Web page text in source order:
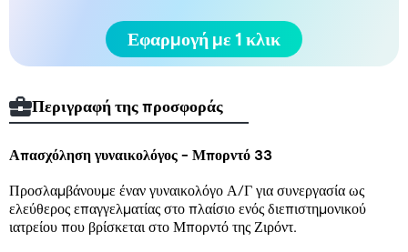
Εφαρμογή με 1 κλικ
Περιγραφή της προσφοράς
Απασχόληση γυναικολόγος - Μπορντό 33
Προσλαμβάνουμε έναν γυναικολόγο Α/Γ για συνεργασία ως
ελεύθερος επαγγελματίας στο πλαίσιο ενός διεπιστημονικού
ιατρείου που βρίσκεται στο Μπορντό της Ζιρόντ.